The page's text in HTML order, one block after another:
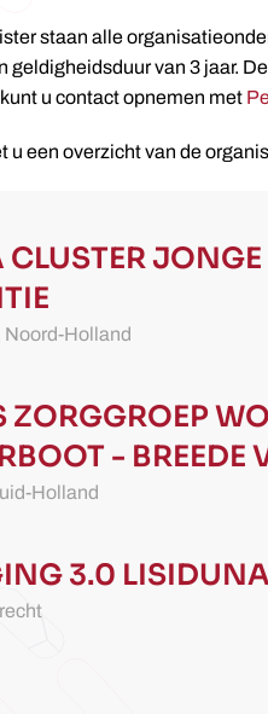
staan alle
geldigheidsduur van 3 jaar.
u contact opnemen met
u een overzicht van de
CLUSTER
Noord-Holland
ZORGGROEP
- BREEDE
Holland
3.0